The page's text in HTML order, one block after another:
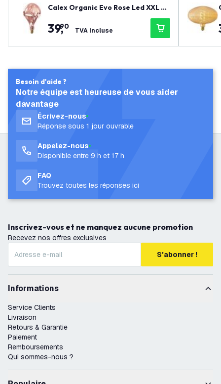
Calex Organic Evo Rose Led XXL Ra
nge 220-240V 80LM 6W 1800K E2
7 dimmable. energy label B - Lamp
e Vintage
39,
90 TVA incluse
Besoin d'aide ?
Notre équipe est heureuse de vous aider
davantage
Écrivez-nous
Réponse sous 1 jour ouvrable
Appelez-nous
Disponible entre 9 h et 17 h
FAQ
Trouvez toutes les réponses ici
Inscrivez-vous et ne manquez aucune promotion
Recevez nos offres exclusives
S'abonner !
Informations
Service Clients
Livraison
Retours & Garantie
Paiement
Remboursements
Qui sommes-nous ?